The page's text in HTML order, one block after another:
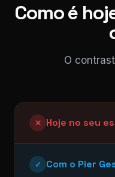
Como é
O
✕ Hoje no seu
✓ Com o Pier